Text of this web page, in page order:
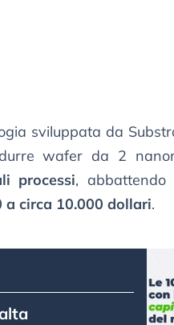
sviluppata da
wafer da 2
processi,
a circa 10.000 dollari.